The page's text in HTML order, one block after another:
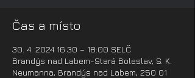
Čas a místo
30. 4. 2024 16:30 – 18:00 SELČ
Brandýs nad Labem-Stará Boleslav, S. K.
Neumanna, Brandýs nad Labem, 250 01